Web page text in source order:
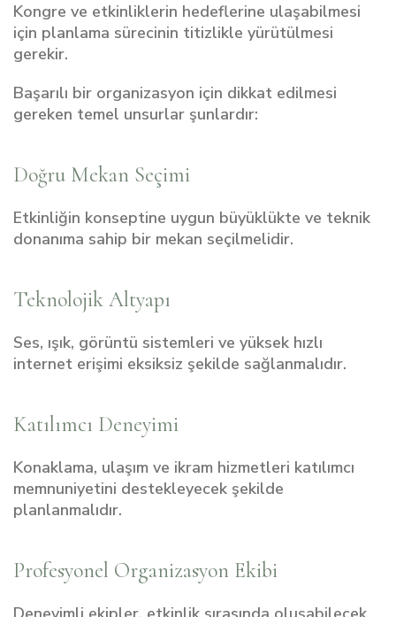
Kongre ve etkinliklerin hedeflerine ulaşabilmesi
için planlama sürecinin titizlikle yürütülmesi
gerekir.
Başarılı bir organizasyon için dikkat edilmesi
gereken temel unsurlar şunlardır:
Doğru Mekan Seçimi
Etkinliğin konseptine uygun büyüklükte ve teknik
donanıma sahip bir mekan seçilmelidir.
Teknolojik Altyapı
Ses, ışık, görüntü sistemleri ve yüksek hızlı
internet erişimi eksiksiz şekilde sağlanmalıdır.
Katılımcı Deneyimi
Konaklama, ulaşım ve ikram hizmetleri katılımcı
memnuniyetini destekleyecek şekilde
planlanmalıdır.
Profesyonel Organizasyon Ekibi